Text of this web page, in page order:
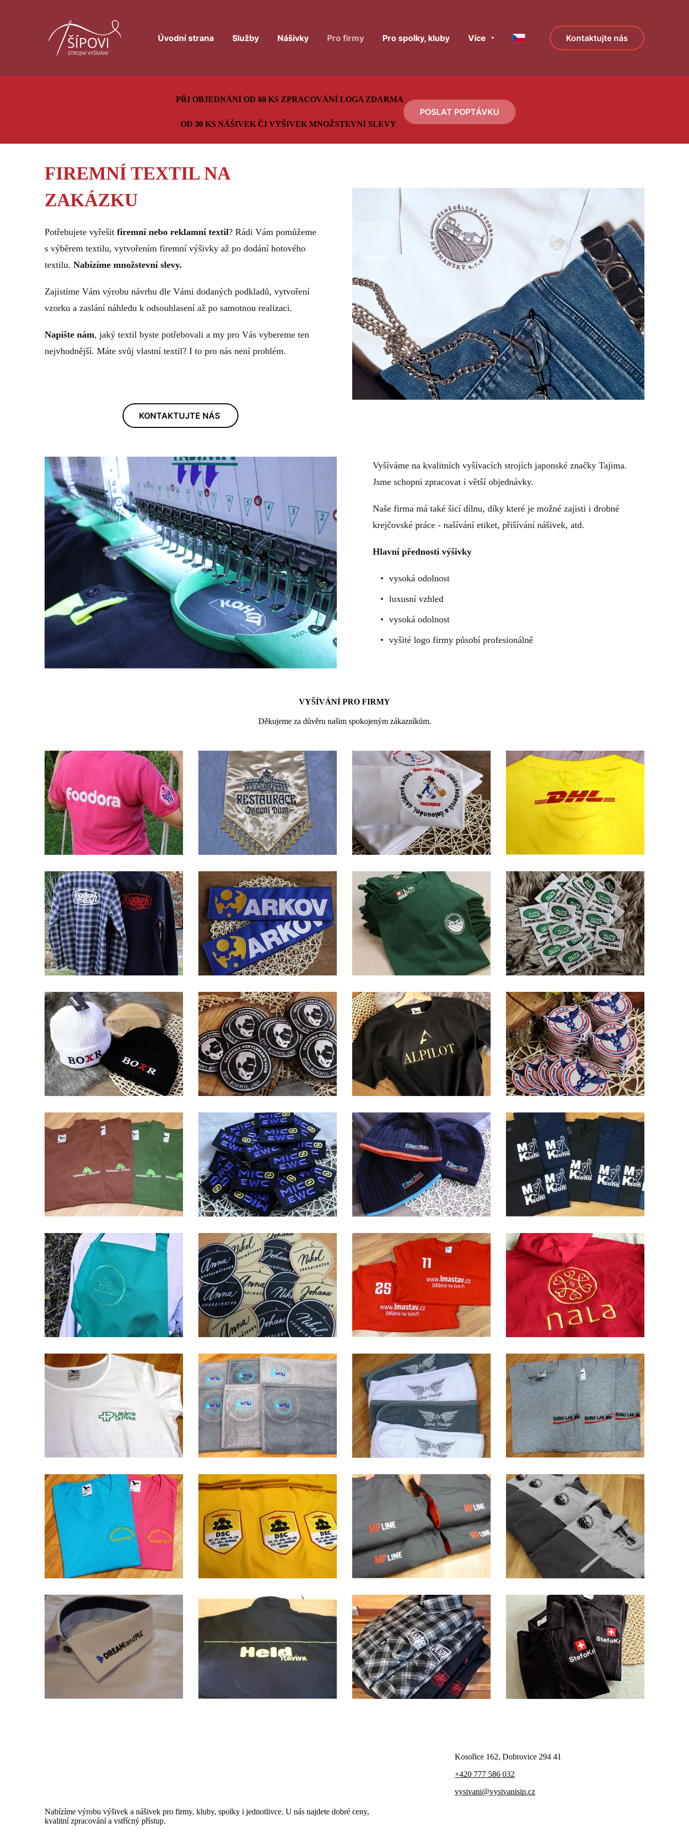
Úvodní strana Služby Nášivky Pro firmy Pro spolky, kluby Více Kontaktujte nás
PŘI OBJEDNÁNÍ OD 60 KS ZPRACOVÁNÍ LOGA ZDARMA
OD 30 KS NÁŠIVEK ČI VÝŠIVEK MNOŽSTEVNÍ SLEVY
POSLAT POPTÁVKU
FIREMNÍ TEXTIL NA
ZAKÁZKU
Potřebujete vyřešit firemní nebo reklamní textil? Rádi Vám pomůžeme
s výběrem textilu, vytvořením firemní výšivky až po dodání hotového
textilu. Nabízíme množstevní slevy.
Zajistíme Vám výrobu návrhu dle Vámi dodaných podkladů, vytvoření
vzorku a zaslání náhledu k odsouhlasení až po samotnou realizaci.
Napište nám, jaký textil byste potřebovali a my pro Vás vybereme ten
nejvhodnější. Máte svůj vlastní textil? I to pro nás není problém.
KONTAKTUJTE NÁS
Vyšíváme na kvalitních vyšívacích strojích japonské značky Tajima.
Jsme schopni zpracovat i větší objednávky.
Naše firma má také šicí dílnu, díky které je možné zajisti i drobné
krejčovské práce - našívání etiket, přišívání nášivek, atd.
Hlavní přednosti výšivky
vysoká odolnost
luxusní vzhled
vysoká odolnost
vyšité logo firmy působí profesionálně
VYŠÍVÁNÍ PRO FIRMY
Děkujeme za důvěru našim spokojeným zákazníkům.
Nabízíme výrobu výšivek a nášivek pro firmy, kluby, spolky i jednotlivce. U nás najdete dobré ceny,
kvalitní zpracování a vstřícný přístup.
Kosořice 162, Dobrovice 294 41
+420 777 586 032
vysivani@vysivanisip.cz